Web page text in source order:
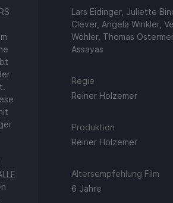
Lars Eidinger, Juliette
Clever, Angela Winkler,
Wöhler, Thomas
Assayas
Regie
Reiner Holzemer
Produktion
Reiner Holzemer
Altersempfehlung Film
6 Jahre